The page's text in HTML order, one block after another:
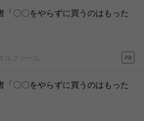
「〇〇をやらずに買うのはもった
ルファーム PR
「〇〇をやらずに買うのはもった